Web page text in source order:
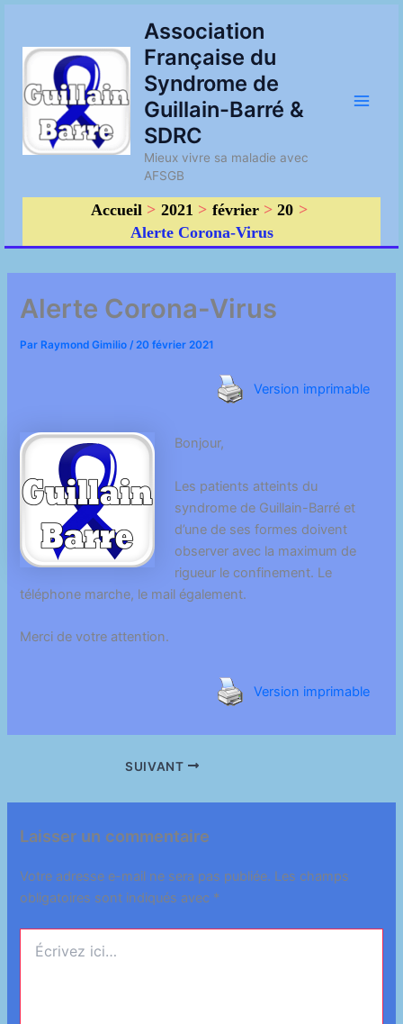
contenu
Association
Française du
Syndrome de
Guillain-Barré &
SDRC
Mieux vivre sa maladie avec
AFSGB
Accueil 2021 février
20
Alerte Corona-Virus
Alerte Corona-Virus
Par Raymond Gimilio/20 février 2021
Version imprimable
Bonjour,
Les patients atteints du
syndrome de Guillain-Barré et
d’une de ses formes doivent
observer avec la maximum de
rigueur le confinement. Le
téléphone marche, le mail également.
Merci de votre attention.
Version imprimable
SUIVANT
Laisser un commentaire
Votre adresse e-mail ne sera pas publiée. Les champs
obligatoires sont indiqués avec *
ici…